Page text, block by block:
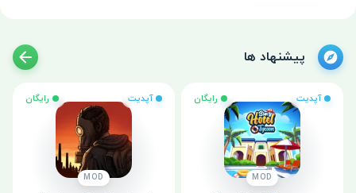
پیشنهاد ها
آپدیت رایگان
MOD
آپدیت رایگان
MOD